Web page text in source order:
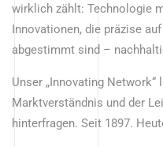
wirklich zählt: Technologie
Innovationen, die präzise
abgestimmt sind –
Unser „Innovating
Marktverständnis und der
hinterfragen. Seit 1897.